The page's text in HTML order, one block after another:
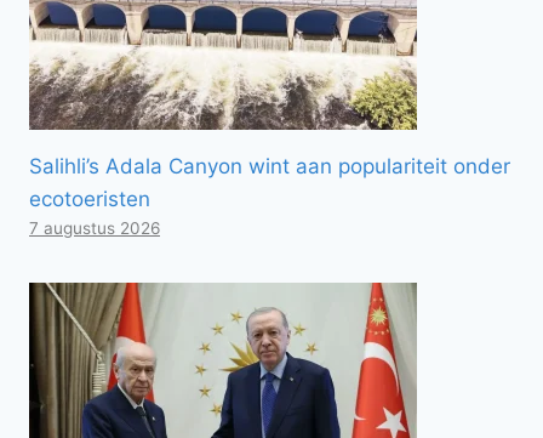
Salihli’s Adala Canyon wint aan populariteit onder
ecotoeristen
7 augustus 2026